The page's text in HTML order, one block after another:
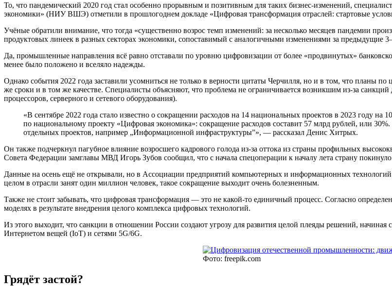
То, что пандемический 2020 год стал особенно прорывным и позитивным для таких бизнес-изменений,
экономики» (НИУ ВШЭ) отметили в прошлогоднем докладе «Цифровая трансформация отраслей: стартовые
Учёные обратили внимание, что тогда «существенно возрос темп изменений: за несколько месяцев пандемии
продуктовых линеек в разных секторах экономики, сопоставимый с аналогичными изменениями за предыдущие
Да, промышленные направления всё равно отставали по уровню цифровизации от более «продвинутых»
менее было положено и вселяло надежды.
Однако события 2022 года заставили усомниться не только в верности цитаты Черчилля, но и в том, что планы
же сроки и в том же качестве. Специалисты объясняют, что проблема не ограничивается возникшим из-за
процессоров, серверного и сетевого оборудования).
«В сентябре 2022 года стало известно о сокращении расходов на 14 национальных проектов в 2023 году
по национальному проекту «Цифровая экономика»: сокращение расходов составит 57 млрд рублей, или
отдельных проектов, например „Информационной инфраструктуры”», — рассказал Денис Хитрых.
Он также подчеркнул пагубное влияние возросшего кадрового голода из-за оттока из страны профильных
Совета Федерации замглавы МВД Игорь Зубов сообщил, что с начала спецоперации к началу лета страну
Данные на осень ещё не открывали, но в Ассоциации предприятий компьютерных и информационных
целом в отрасли занят один миллион человек, такое сокращение выходит очень болезненным.
Также не стоит забывать, что цифровая трансформация — это не какой-то единичный процесс. Согласно
моделях в результате внедрения целого комплекса цифровых технологий.
Из этого выходит, что санкции в отношении России создают угрозу для развития целой плеяды решений,
Интернетом вещей (IoT) и сетями 5G/6G.
Фото: freepik.com
Грядёт застой?